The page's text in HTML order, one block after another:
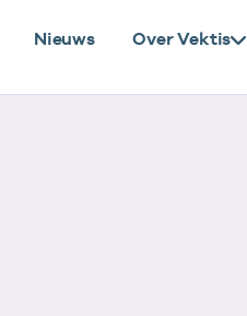
Nieuws Over Vektis